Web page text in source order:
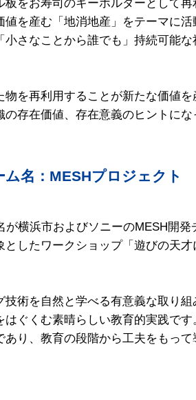
をお寿司のキーホルダーとして
を産む「地消地産」をテーマに
さなことから誰でも」持続可能
を再利用することが新たな価値
存在価値、存在意義のヒントにな
名：MESHプロジェクト
横浜市およびソニーのMESH開
したワークショップ「遊びの天
術を自然と学べる有意義な取り組
ぐくむ素晴らしい教育的実践です
り、教育の段階から工夫をもって